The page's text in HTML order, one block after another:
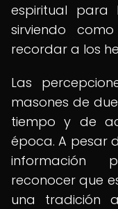
espiritual para
sirviendo
recordar a los
Las
masones de
tiempo y de
época. A pesar
información
reconocer que
una tradición